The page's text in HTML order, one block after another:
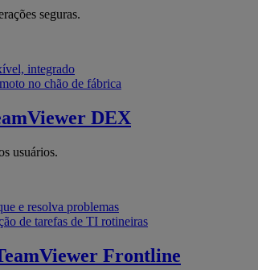
seguras.
integrado
no chão de fábrica
DEX
usuários.
e resolva problemas
de tarefas de TI rotineiras
Frontline